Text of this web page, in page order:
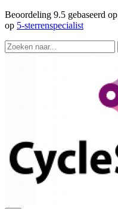
Beoordeling 9.5 gebaseerd op
op 5-sterrenspecialist